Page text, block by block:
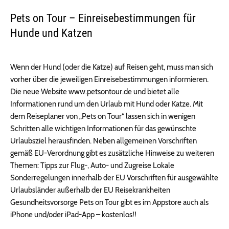
Pets on Tour – Einreisebestimmungen für
Hunde und Katzen
Wenn der Hund (oder die Katze) auf Reisen geht, muss man sich
vorher über die jeweiligen Einreisebestimmungen informieren.
Die neue Website www.petsontour.de und bietet alle
Informationen rund um den Urlaub mit Hund oder Katze. Mit
dem Reiseplaner von „Pets on Tour“ lassen sich in wenigen
Schritten alle wichtigen Informationen für das gewünschte
Urlaubsziel herausfinden. Neben allgemeinen Vorschriften
gemäß EU-Verordnung gibt es zusätzliche Hinweise zu weiteren
Themen: Tipps zur Flug-, Auto- und Zugreise Lokale
Sonderregelungen innerhalb der EU Vorschriften für ausgewählte
Urlaubsländer außerhalb der EU Reisekrankheiten
Gesundheitsvorsorge Pets on Tour gibt es im Appstore auch als
iPhone und/oder iPad-App – kostenlos!!